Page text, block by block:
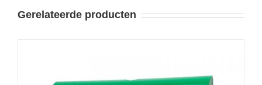
Gerelateerde producten